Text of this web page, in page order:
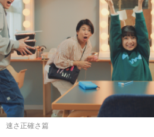
速さ正確さ篇